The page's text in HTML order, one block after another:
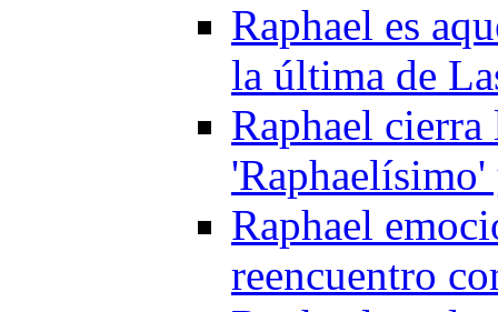
Raphael es
la última de
Raphael cierra
Raphael
reencuentro